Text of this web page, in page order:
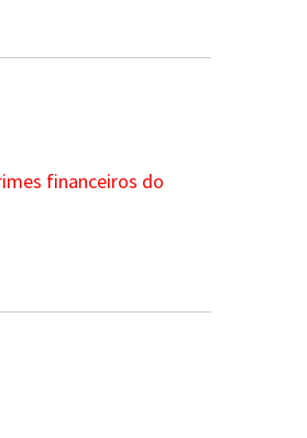
financeiros do